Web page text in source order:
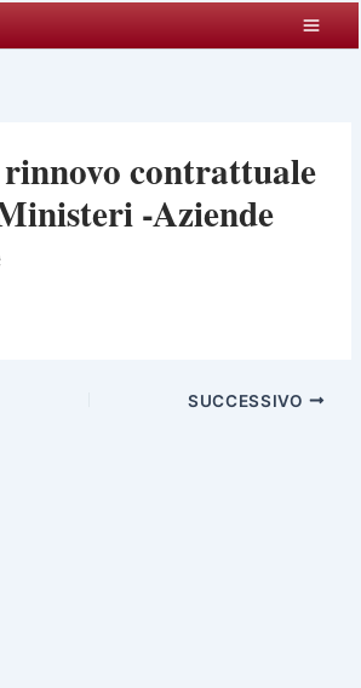
contrattuale
-Aziende
SUCCESSIVO